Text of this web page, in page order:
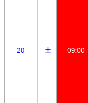
20 土 09:00